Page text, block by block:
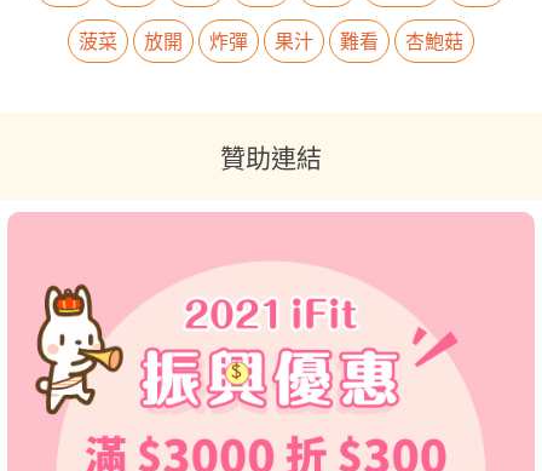
菠菜
放開 炸彈 果汁 難看 杏鮑菇
贊助連結